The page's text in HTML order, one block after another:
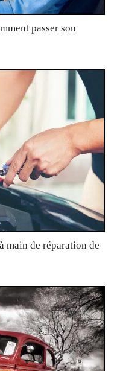
passer son
main de réparation de